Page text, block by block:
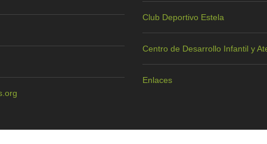
Club Deportivo Estela
Centro de Desarrollo Infantil y
Enlaces